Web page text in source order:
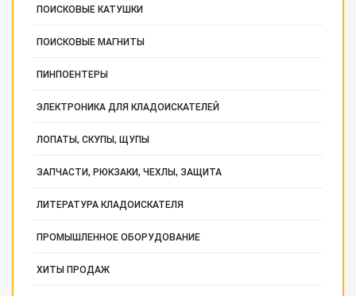
ПОИСКОВЫЕ КАТУШКИ
ПОИСКОВЫЕ МАГНИТЫ
ПИНПОЕНТЕРЫ
ЭЛЕКТРОНИКА ДЛЯ КЛАДОИСКАТЕЛЕЙ
ЛОПАТЫ, СКУПЫ, ЩУПЫ
ЗАПЧАСТИ, РЮКЗАКИ, ЧЕХЛЫ, ЗАЩИТА
ЛИТЕРАТУРА КЛАДОИСКАТЕЛЯ
ПРОМЫШЛЕННОЕ ОБОРУДОВАНИЕ
ХИТЫ ПРОДАЖ